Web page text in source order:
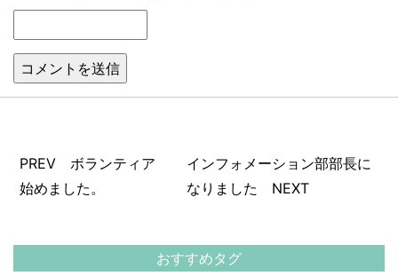
おすすめタグ
PREV ボランティア
始めました。
インフォメーション部部長に
なりました NEXT